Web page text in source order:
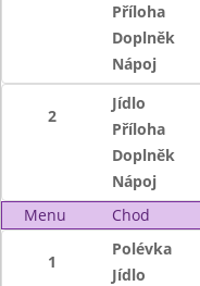
Příloha
Doplněk
Nápoj
2
Jídlo
Příloha
Doplněk
Nápoj
Menu
Chod
1
Polévka
Jídlo